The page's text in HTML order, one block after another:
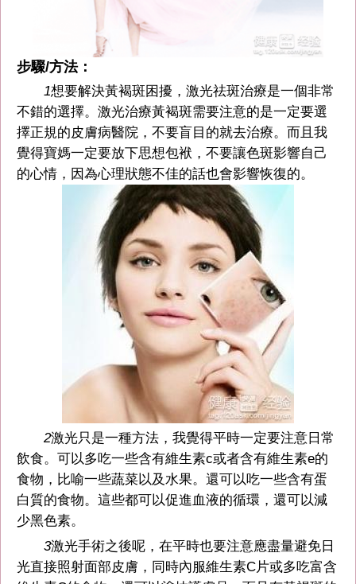
步驟/方法：
1想要解決黃褐斑困擾，激光祛斑治療是一個非常
不錯的選擇。激光治療黃褐斑需要注意的是一定要選
擇正規的皮膚病醫院，不要盲目的就去治療。而且我
覺得寶媽一定要放下思想包袱，不要讓色斑影響自己
的心情，因為心理狀態不佳的話也會影響恢復的。
2激光只是一種方法，我覺得平時一定要注意日常
飲食。可以多吃一些含有維生素c或者含有維生素e的
食物，比喻一些蔬菜以及水果。還可以吃一些含有蛋
白質的食物。這些都可以促進血液的循環，還可以減
少黑色素。
3激光手術之後呢，在平時也要注意應盡量避免日
光直接照射面部皮膚，同時內服維生素C片或多吃富含